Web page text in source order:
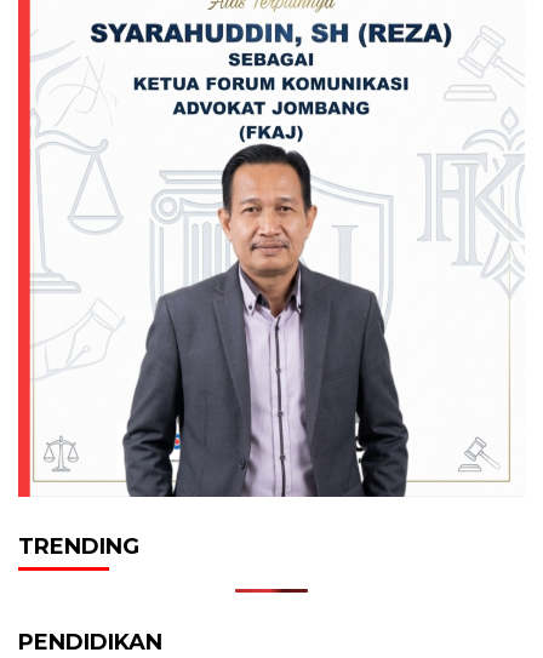
TRENDING
PENDIDIKAN